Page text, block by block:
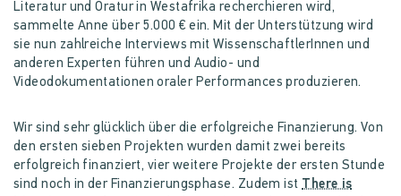
Literatur und Oratur in Westafrika recherchieren wird,
sammelte Anne über 5.000 € ein. Mit der Unterstützung wird
sie nun zahlreiche Interviews mit WissenschaftlerInnen und
anderen Experten führen und Audio- und
Videodokumentationen oraler Performances produzieren.
Wir sind sehr glücklich über die erfolgreiche Finanzierung. Von
den ersten sieben Projekten wurden damit zwei bereits
erfolgreich finanziert, vier weitere Projekte der ersten Stunde
sind noch in der Finanzierungsphase. Zudem istThere is